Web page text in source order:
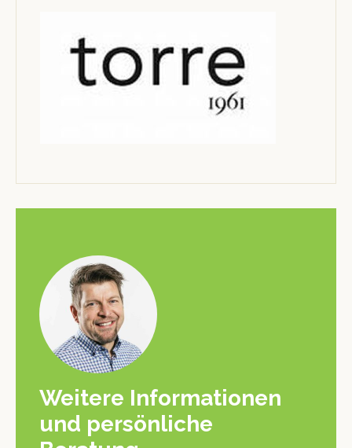
Weitere Informationen
und persönliche